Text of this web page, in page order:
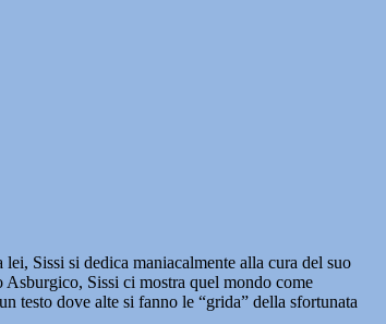
Sissi si dedica maniacalmente alla cura del suo
Asburgico, Sissi ci mostra quel mondo come
testo dove alte si fanno le “grida” della sfortunata